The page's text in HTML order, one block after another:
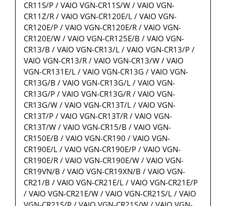
CR11S/P / VAIO VGN-CR11S/W / VAIO VGN-
CR11Z/R / VAIO VGN-CR120E/L / VAIO VGN-
CR120E/P / VAIO VGN-CR120E/R / VAIO VGN-
CR120E/W / VAIO VGN-CR125E/B / VAIO VGN-
CR13/B / VAIO VGN-CR13/L / VAIO VGN-CR13/P /
VAIO VGN-CR13/R / VAIO VGN-CR13/W / VAIO
VGN-CR131E/L / VAIO VGN-CR13G / VAIO VGN-
CR13G/B / VAIO VGN-CR13G/L / VAIO VGN-
CR13G/P / VAIO VGN-CR13G/R / VAIO VGN-
CR13G/W / VAIO VGN-CR13T/L / VAIO VGN-
CR13T/P / VAIO VGN-CR13T/R / VAIO VGN-
CR13T/W / VAIO VGN-CR15/B / VAIO VGN-
CR150E/B / VAIO VGN-CR190 / VAIO VGN-
CR190E/L / VAIO VGN-CR190E/P / VAIO VGN-
CR190E/R / VAIO VGN-CR190E/W / VAIO VGN-
CR19VN/B / VAIO VGN-CR19XN/B / VAIO VGN-
CR21/B / VAIO VGN-CR21E/L / VAIO VGN-CR21E/P
/ VAIO VGN-CR21E/W / VAIO VGN-CR21S/L / VAIO